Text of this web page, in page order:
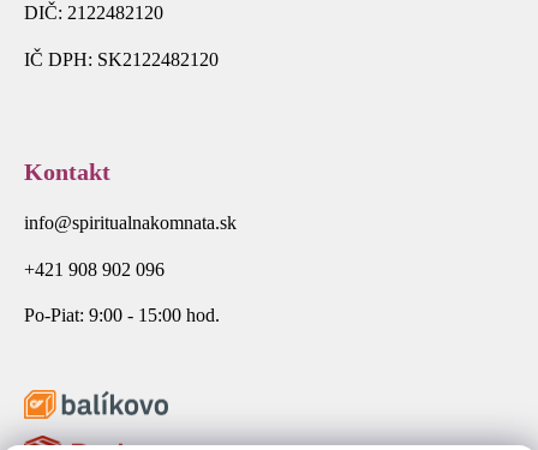
DIČ: 2122482120
IČ DPH: SK2122482120
Kontakt
info@spiritualnakomnata.sk
+421 908 902 096
Po-Piat: 9:00 - 15:00 hod.